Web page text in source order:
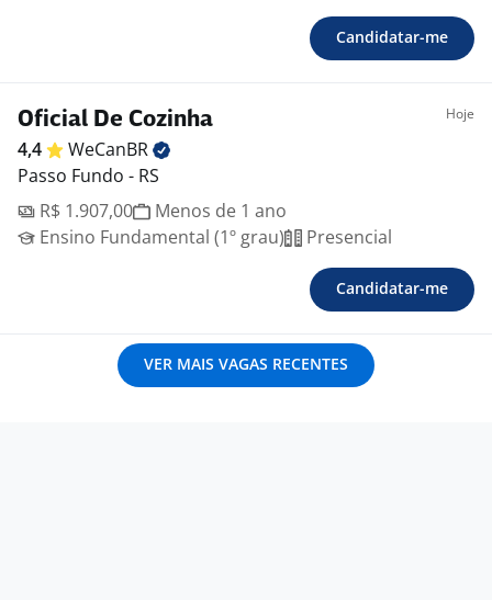
Candidatar-me
Oficial De Cozinha Hoje
4,4
WeCanBR
Passo Fundo - RS
R$ 1.907,00
Menos de 1 ano
Ensino Fundamental (1º grau)
Presencial
Candidatar-me
VER MAIS VAGAS RECENTES